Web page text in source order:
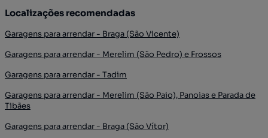
Localizações recomendadas
Garagens para arrendar - Braga (São Vicente)
Garagens para arrendar - Merelim (São Pedro) e Frossos
Garagens para arrendar - Tadim
Garagens para arrendar - Merelim (São Paio), Panoias e Parada de
Tibães
Garagens para arrendar - Braga (São Vítor)